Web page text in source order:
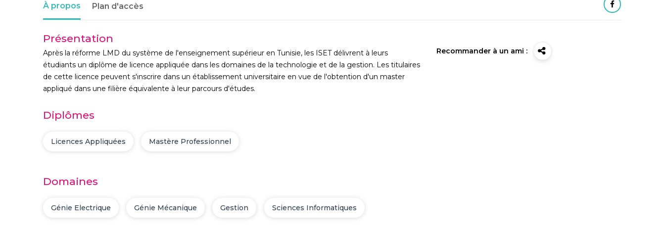
À propos Plan d'accès
Présentation
Après la réforme LMD du système de l'enseignement supérieur en Tunisie, les ISET délivrent à leurs
étudiants un diplôme de licence appliquée dans les domaines de la technologie et de la gestion. Les titulaires
de cette licence peuvent s'inscrire dans un établissement universitaire en vue de l'obtention d'un master
appliqué dans une filière équivalente à leur parcours d'études.
Diplômes
Licences Appliquées Mastère Professionnel
Domaines
Génie Electrique Génie Mécanique Gestion Sciences Informatiques
Recommander à un ami :